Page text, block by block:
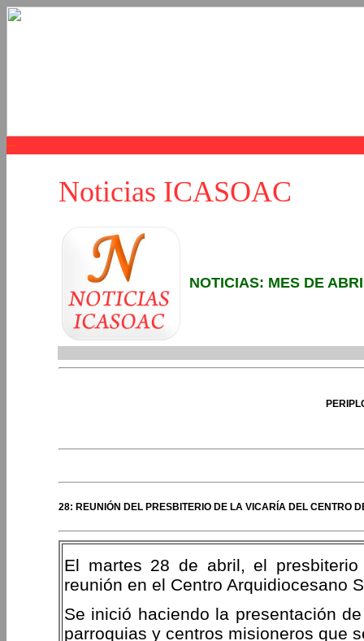
Noticias ICASOAC
NOTICIAS: MES DE
28: REUNIÓN DEL PRESBITERIO DE LA VICARÍA DEL CENTRO
El martes 28 de abril, el
reunión en el Centro Arquidiocesano
Se inició haciendo la presentación
parroquias y centros misioneros que